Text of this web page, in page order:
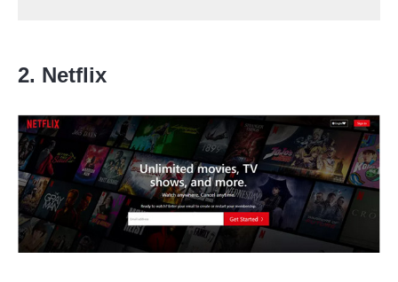
2. Netflix